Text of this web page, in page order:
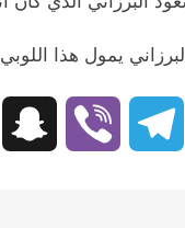
يمول هذا
WhatsApp
Telegram
Viber